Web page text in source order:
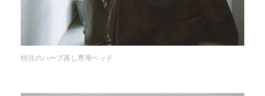
特注のハーブ蒸し専用ベッド